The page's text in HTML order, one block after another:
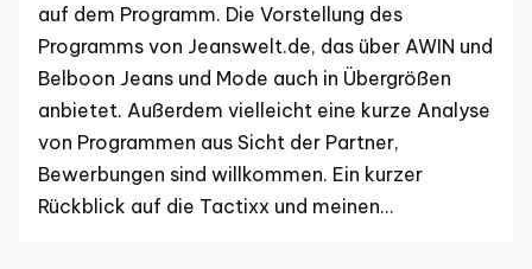
auf dem Programm. Die Vorstellung des
Programms von Jeanswelt.de, das über AWIN und
Belboon Jeans und Mode auch in Übergrößen
anbietet. Außerdem vielleicht eine kurze Analyse
von Programmen aus Sicht der Partner,
Bewerbungen sind willkommen. Ein kurzer
Rückblick auf die Tactixx und meinen…